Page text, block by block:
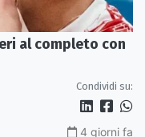
al completo con
Condividi su:
4 giorni fa